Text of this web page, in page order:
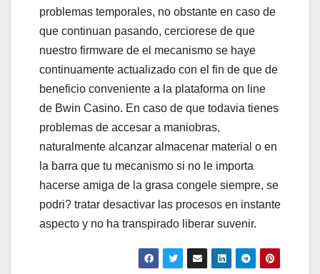
problemas temporales, no obstante en caso de
que continuan pasando, cerciorese de que
nuestro firmware de el mecanismo se haye
continuamente actualizado con el fin de que de
beneficio conveniente a la plataforma on line
de Bwin Casino. En caso de que todavia tienes
problemas de accesar a maniobras,
naturalmente alcanzar almacenar material o en
la barra que tu mecanismo si no le importa
hacerse amiga de la grasa congele siempre, se
podri? tratar desactivar las procesos en instante
aspecto y no ha transpirado liberar suvenir.